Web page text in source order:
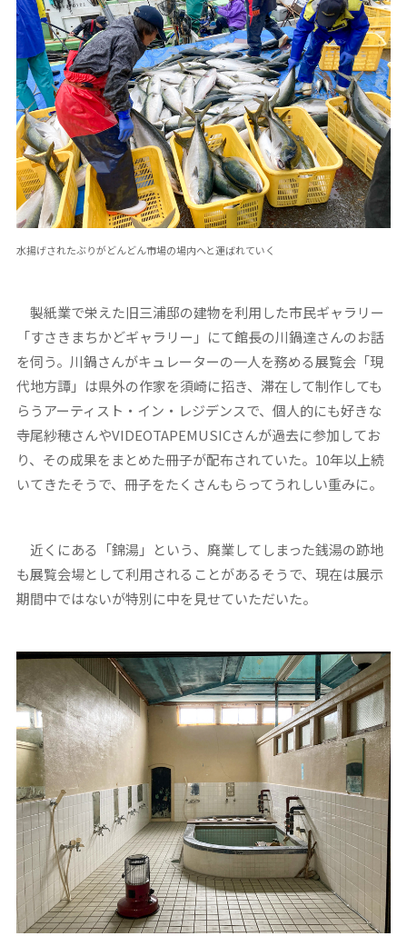
水揚げされたぶりがどんどん市場の場内へと運ばれていく
製紙業で栄えた旧三浦邸の建物を利用した市民ギャラリー
「すさきまちかどギャラリー」にて館長の川鍋達さんのお話
を伺う。川鍋さんがキュレーターの一人を務める展覧会「現
代地方譚」は県外の作家を須崎に招き、滞在して制作しても
らうアーティスト・イン・レジデンスで、個人的にも好きな
寺尾紗穂さんやVIDEOTAPEMUSICさんが過去に参加してお
り、その成果をまとめた冊子が配布されていた。10年以上続
いてきたそうで、冊子をたくさんもらってうれしい重みに。
近くにある「錦湯」という、廃業してしまった銭湯の跡地
も展覧会場として利用されることがあるそうで、現在は展示
期間中ではないが特別に中を見せていただいた。